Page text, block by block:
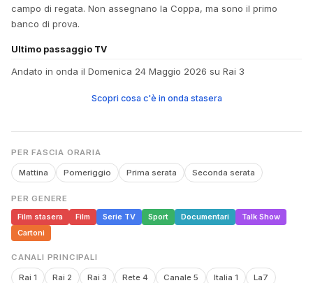
campo di regata. Non assegnano la Coppa, ma sono il primo
banco di prova.
Ultimo passaggio TV
Andato in onda il Domenica 24 Maggio 2026 su Rai 3
Scopri cosa c'è in onda stasera
PER FASCIA ORARIA
Mattina Pomeriggio Prima serata Seconda serata
PER GENERE
Film stasera
Film Serie TV Sport Documentari
Talk Show
Cartoni
CANALI PRINCIPALI
Rai 1 Rai 2 Rai 3 Rete 4 Canale 5 Italia 1
La7